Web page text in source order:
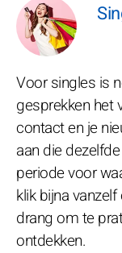
Voor singles is
gesprekken het
contact en je
aan die
periode voor
klik bijna
drang om te
ontdekken.